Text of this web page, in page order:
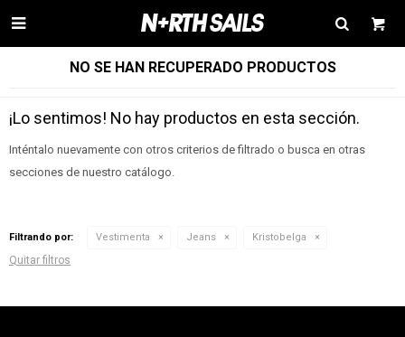

NO SE HAN RECUPERADO PRODUCTOS
¡Lo sentimos! No hay productos en esta sección.
Inténtalo nuevamente con otros criterios de filtrado o busca en otras
secciones de nuestro catálogo.
Filtrando por: Vestimenta Jeans Kristobelga
Quitar filtros